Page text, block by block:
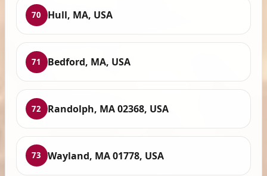
70 Hull, MA, USA
71 Bedford, MA, USA
72 Randolph, MA 02368, USA
73 Wayland, MA 01778, USA